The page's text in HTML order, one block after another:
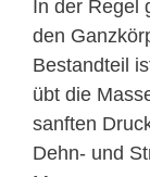
In der Regel
den
Bestandteil
übt die
sanften
Dehn- und